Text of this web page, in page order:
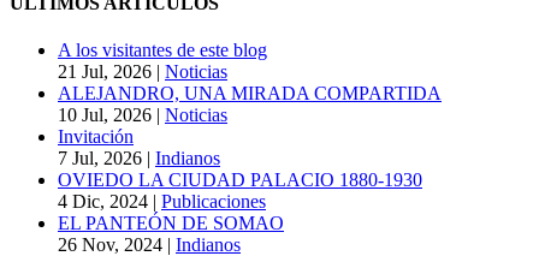
A los visitantes de este blog
21 Jul, 2026 | Noticias
ALEJANDRO, UNA MIRADA COMPARTIDA
10 Jul, 2026 | Noticias
Invitación
7 Jul, 2026 | Indianos
OVIEDO LA CIUDAD PALACIO 1880-1930
4 Dic, 2024 | Publicaciones
EL PANTEÓN DE SOMAO
26 Nov, 2024 | Indianos